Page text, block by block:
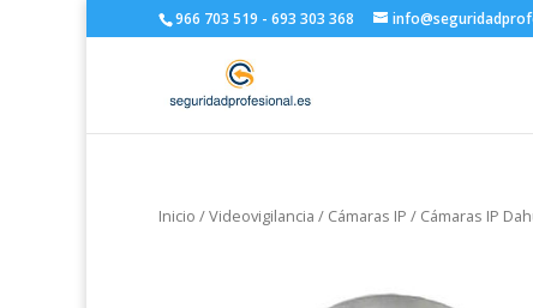
966 703 519 - 693 303 368
Inicio /Videovigilancia / Cámaras IP / Cámaras IP